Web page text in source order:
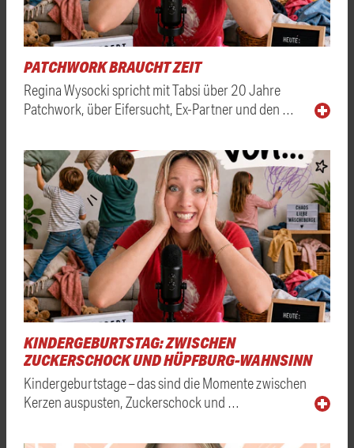
PATCHWORK BRAUCHT ZEIT
Regina Wysocki spricht mit Tabsi über 20 Jahre
Patchwork, über Eifersucht, Ex-Partner und den …
KINDERGEBURTSTAG: ZWISCHEN
ZUCKERSCHOCK UND HÜPFBURG-WAHNSINN
Kindergeburtstage – das sind die Momente zwischen
Kerzen auspusten, Zuckerschock und …